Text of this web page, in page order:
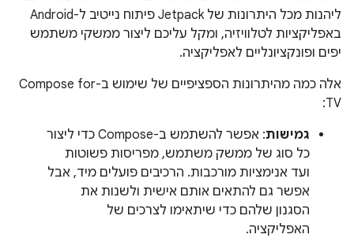
ליהנות מכל היתרונות של Jetpack פיתוח נייטיב ל-Android
באפליקציות לטלוויזיה, ומקל עליכם ליצור ממשקי משתמש
יפים ופונקציונליים לאפליקציה.
אלה כמה מהיתרונות הספציפיים של שימוש ב-Compose for
TV:
גמישות
: אפשר להשתמש ב-Compose כדי ליצור
כל סוג של ממשק משתמש, מפריסות פשוטות
ועד אנימציות מורכבות. הרכיבים פועלים מיד, אבל
אפשר גם להתאים אותם אישית ולשנות את
הסגנון שלהם כדי שיתאימו לצרכים של
האפליקציה.